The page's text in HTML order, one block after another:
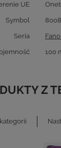
UE
Symbol
Seria
100
Z